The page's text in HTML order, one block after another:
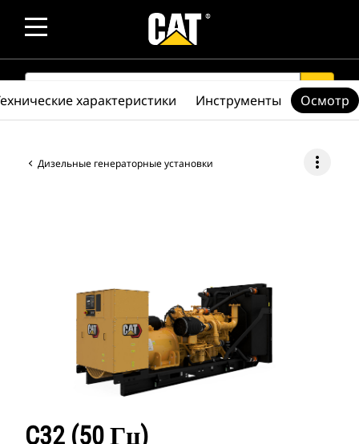
SEARCH search
Дизельные генераторные установки more_vert
C32 (50 Гц)
характеристики Инструменты Осмотр